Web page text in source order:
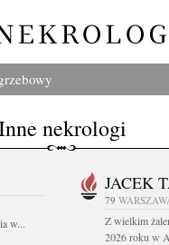
nekrologi
w...
JACEK
79
Z wielkim
2026 roku w